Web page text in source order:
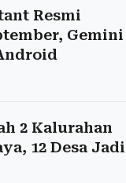
Resmi
Gemini
2 Kalurahan
12 Desa Jadi